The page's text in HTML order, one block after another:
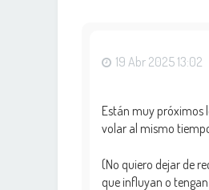
19 Abr 2025 13:02
Están muy próximos
volar al mismo
(No quiero dejar de
que influyan o